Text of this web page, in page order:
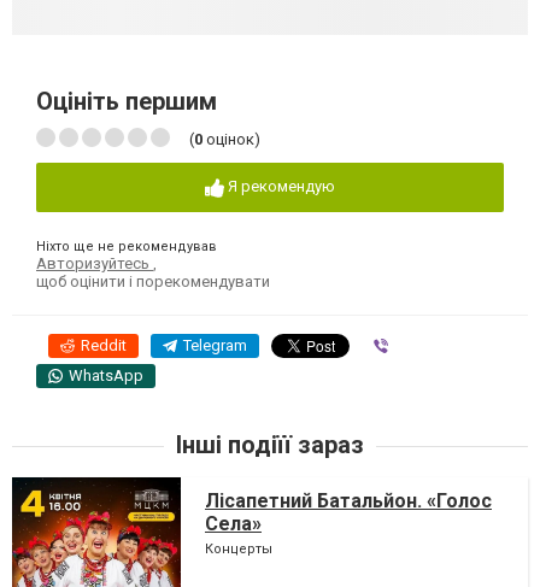
Оцініть першим
(0 оцінок)
Я рекомендую
Ніхто ще не рекомендував
Авторизуйтесь
щоб оцінити і порекомендувати
Reddit Telegram
WhatsApp
Інші подіїї зараз
Лісапетний Батальйон. «Голос
Села»
Концерты